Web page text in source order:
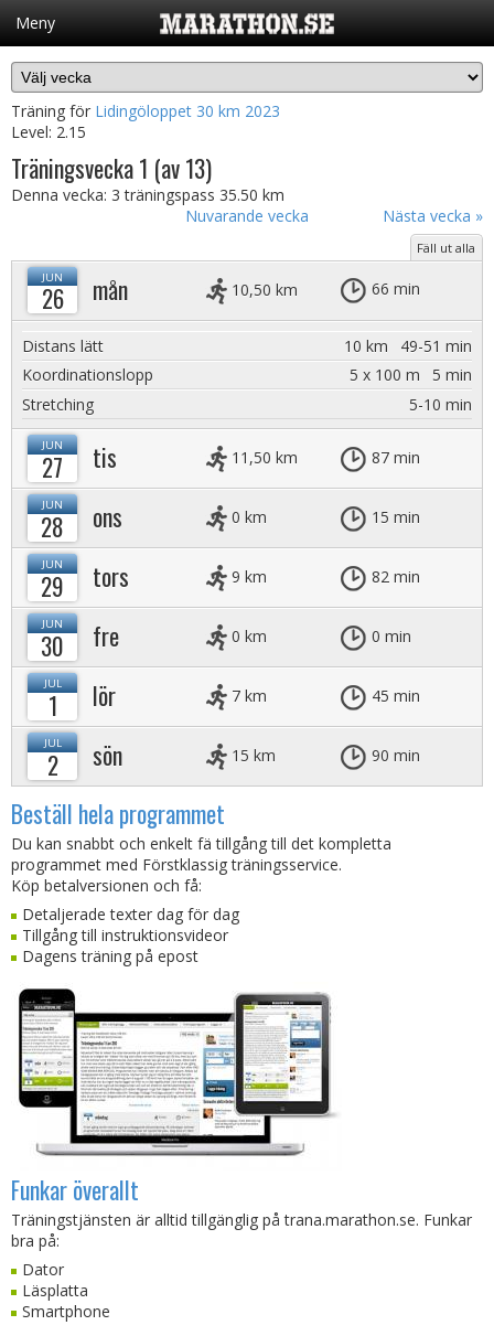
Träning Nyheter
Träningsprogram
Instruktionsvideor
Aktivitetsflödet
Meny
Träning för Lidingöloppet 30 km 2023
Level: 2.15
Träningsvecka 1 (av 13)
Denna vecka: 3 träningspass 35.50 km
Nuvarande vecka
Nästa vecka »
Fäll ut alla
JUN
26 mån 10,50 km 66 min
Distans lätt 10 km
49-51 min
Koordinationslopp
5 x 100 m
5 min
Stretching
5-10 min
JUN
27 tis 11,50 km 87 min
JUN
28 ons 0 km 15 min
JUN
29 tors 9 km 82 min
JUN
30 fre 0 km 0 min
JUL
1 lör 7 km 45 min
JUL
2 sön 15 km 90 min
Beställ hela programmet
Du kan snabbt och enkelt fä tillgång till det kompletta
programmet med Förstklassig träningsservice.
Köp betalversionen och få:
Detaljerade texter dag för dag
Tillgång till instruktionsvideor
Dagens träning på epost
Funkar överallt
Träningstjänsten är alltid tillgänglig på trana.marathon.se. Funkar
bra på:
Dator
Läsplatta
Smartphone